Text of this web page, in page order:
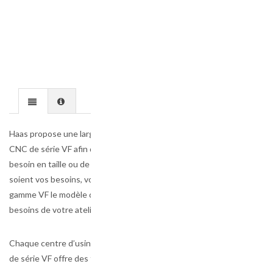
Haas propose une large gamme de modèles
CNC de série VF afin de répondre à tout
besoin en taille ou de production. Quels que
soient vos besoins, vous trouverez dans la
gamme VF le modèle qui répondra aux
besoins de votre atelier.
Chaque centre d’usinage à broche verticale
de série VF offre des fonctions